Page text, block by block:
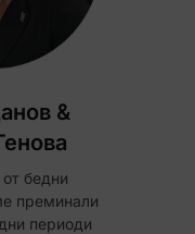
&
бедни
преминали
периоди